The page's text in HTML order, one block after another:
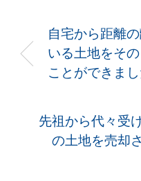
自宅から距離
いる土地をそ
ことができま
先祖から代々受
の土地を売却